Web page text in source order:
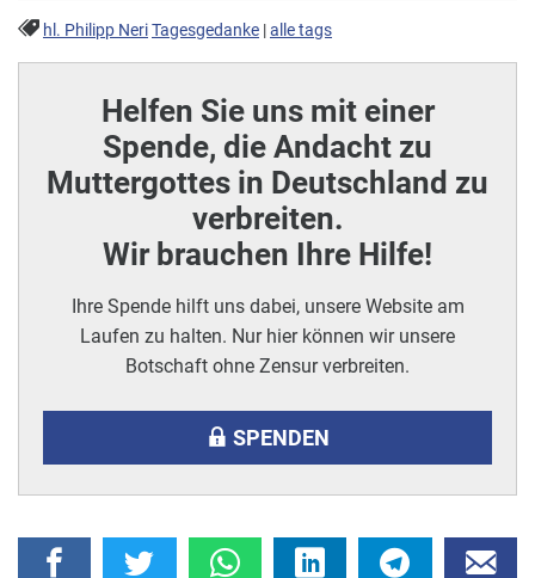
hl. Philipp NeriTagesgedanke |alle tags
Helfen Sie uns mit einer
Spende, die Andacht zu
Muttergottes in Deutschland zu
verbreiten.
Wir brauchen Ihre Hilfe!
Ihre Spende hilft uns dabei, unsere Website am
Laufen zu halten. Nur hier können wir unsere
Botschaft ohne Zensur verbreiten.
SPENDEN